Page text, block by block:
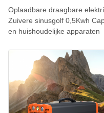
Oplaadbare draagbare
Zuivere sinusgolf 0,5Kwh
en huishoudelijke apparaten